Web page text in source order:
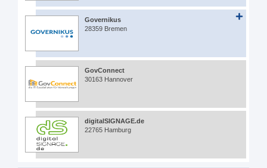
Governikus
28359 Bremen
GovConnect
30163 Hannover
digitalSIGNAGE.de
22765 Hamburg